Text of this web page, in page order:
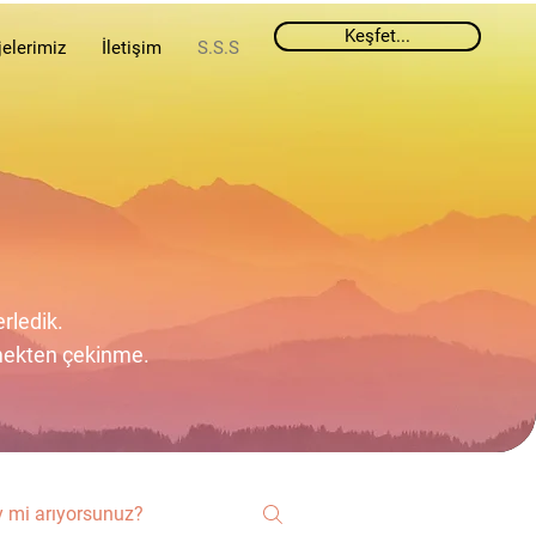
İletişim S.S.S
Keşfet...
çekinme.